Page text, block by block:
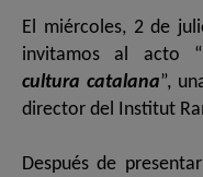
El miércoles, 2 de
invitamos al acto “
cultura catalana”,
director del Institut
Después de